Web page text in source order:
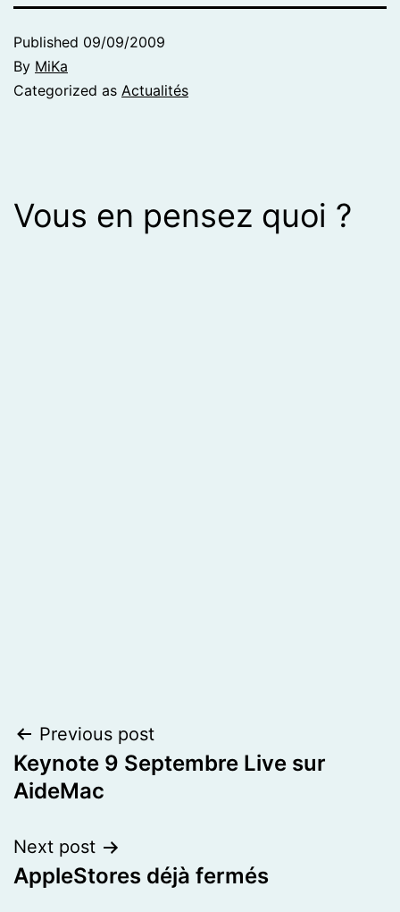
Published 09/09/2009
By MiKa
Categorized as Actualités
Vous en pensez quoi ?
Post
navigation
Previous post
Keynote 9 Septembre Live sur
AideMac
Next post
AppleStores déjà fermés